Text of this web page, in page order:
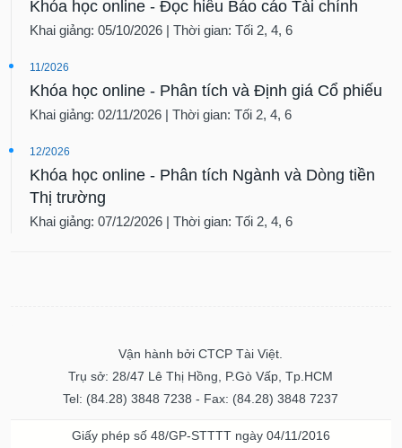
Khóa học online - Đọc hiểu Báo cáo Tài chính
Khai giảng: 05/10/2026 | Thời gian: Tối 2, 4, 6
11/2026
Khóa học online - Phân tích và Định giá Cổ phiếu
Khai giảng: 02/11/2026 | Thời gian: Tối 2, 4, 6
12/2026
Khóa học online - Phân tích Ngành và Dòng tiền
Thị trường
Khai giảng: 07/12/2026 | Thời gian: Tối 2, 4, 6
Vận hành bởi CTCP Tài Việt.
Trụ sở: 28/47 Lê Thị Hồng, P.Gò Vấp, Tp.HCM
Tel: (84.28) 3848 7238 - Fax: (84.28) 3848 7237
Giấy phép số 48/GP-STTTT ngày 04/11/2016